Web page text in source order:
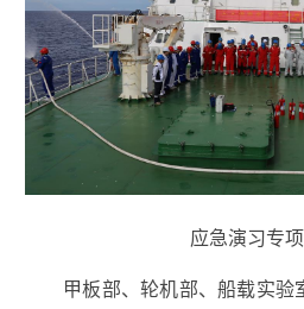
应急演习专
甲板部、轮机部、船载实验